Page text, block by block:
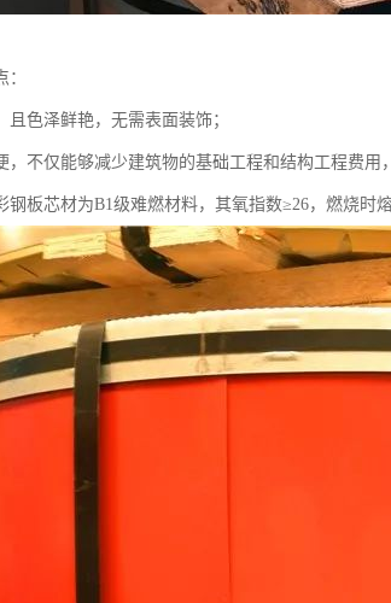
且色泽鲜艳，无需表面装饰；
，不仅能够减少建筑物的基础工程和结构工程费用
钢板芯材为B1级难燃材料，其氧指数≥26，燃烧时